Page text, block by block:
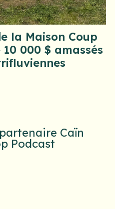
la Maison Coup
000 $ amassés